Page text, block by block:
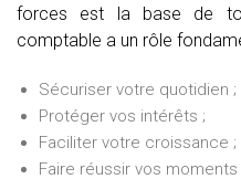
forces est la base de
comptable a un rôle
Sécuriser votre quotidien ;
Protéger vos intérêts ;
Faciliter votre croissance ;
Faire réussir vos